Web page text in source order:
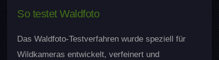
So testet Waldfoto
Das Waldfoto-Testverfahren wurde speziell für
Wildkameras entwickelt, verfeinert und